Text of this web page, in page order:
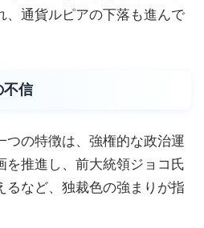
、通貨ルピアの下落も進んで
不信
つの特徴は、強権的な政治運
を推進し、前大統領ジョコ氏
るなど、独裁色の強まりが指